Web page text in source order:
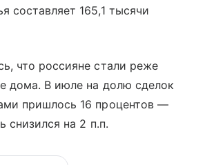
составляет 165,1 тысячи
что россияне стали реже
дома. В июле на долю сделок
пришлось 16 процентов —
снизился на 2 п.п.